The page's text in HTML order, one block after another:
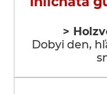
>
Dobyi den,